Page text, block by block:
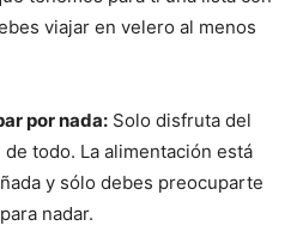
viajar en velero al menos
por nada: Solo disfruta del
todo. La alimentación está
y sólo debes preocuparte
nadar.